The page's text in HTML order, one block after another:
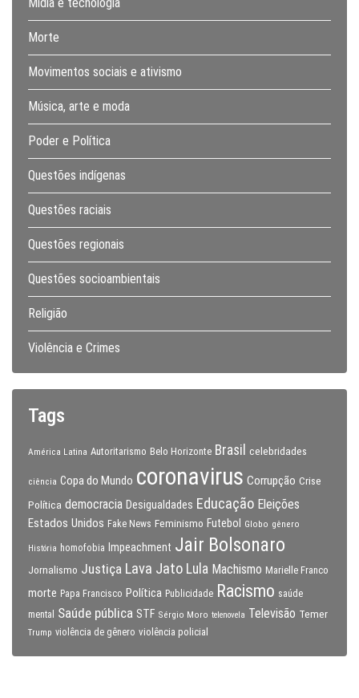
Morte
Movimentos sociais e ativismo
Música, arte e moda
Poder e Política
Questões indígenas
Questões raciais
Questões regionais
Questões socioambientais
Religião
Violência e Crimes
Tags
América Latina Autoritarismo Belo Horizonte Brasil celebridades
ciência Copa do Mundo coronavirus Corrupção Crise
Política democracia Desigualdades Educação Eleições
Estados Unidos Fake News Feminismo Futebol Globo gênero
História homofobia Impeachment Jair Bolsonaro
Jornalismo Justiça Lava Jato Lula Machismo Marielle Franco
morte Papa Francisco Política Publicidade Racismo saúde
mental
Saúde pública STF Sérgio Moro telenovela Televisão Temer
Trump violência de gênero violência policial